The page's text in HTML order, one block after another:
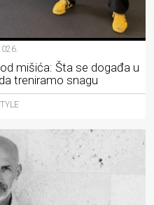
mišića: Šta se događa u
treniramo snagu